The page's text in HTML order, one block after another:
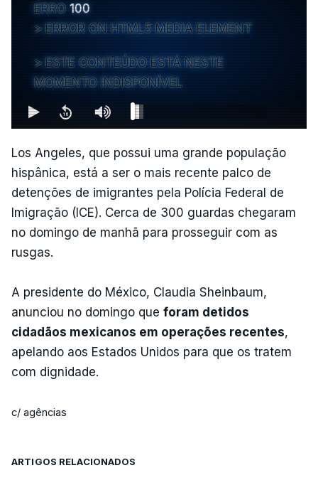
ERRO 100
ERROR ON HTML5 MEDIA ELEMENT
ESTE CONTEÚDO ESTÁ NESTE
MOMENTO INDISPONÍVEL
Los Angeles, que possui uma grande população
hispânica, está a ser o mais recente palco de
detenções de imigrantes pela Polícia Federal de
Imigração (ICE). Cerca de 300 guardas chegaram
no domingo de manhã para prosseguir com as
rusgas.
A presidente do México, Claudia Sheinbaum,
anunciou no domingo que foram detidos
cidadãos mexicanos em operações recentes,
apelando aos Estados Unidos para que os tratem
com dignidade.
c/ agências
ARTIGOS RELACIONADOS